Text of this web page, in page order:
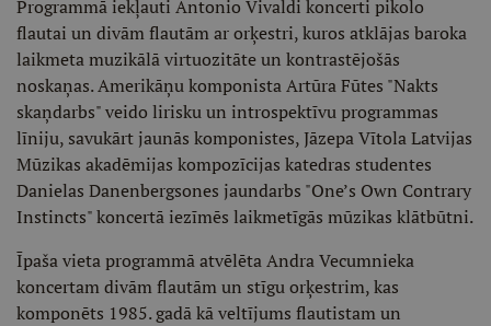
Programmā iekļauti Antonio Vivaldi koncerti pikolo
flautai un divām flautām ar orķestri, kuros atklājas baroka
laikmeta muzikālā virtuozitāte un kontrastējošās
noskaņas. Amerikāņu komponista Artūra Fūtes "Nakts
skaņdarbs" veido lirisku un introspektīvu programmas
līniju, savukārt jaunās komponistes, Jāzepa Vītola Latvijas
Mūzikas akadēmijas kompozīcijas katedras studentes
Danielas Danenbergsones jaundarbs "One’s Own Contrary
Instincts" koncertā iezīmēs laikmetīgās mūzikas klātbūtni.
Īpaša vieta programmā atvēlēta Andra Vecumnieka
koncertam divām flautām un stīgu orķestrim, kas
komponēts 1985. gadā kā veltījums flautistam un